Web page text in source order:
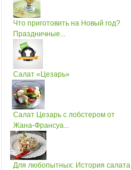
Что приготовить на Новый год?
Праздничные...
Салат «Цезарь»
Салат Цезарь с лобстером от
Жана-Франсуа...
Для любопытных: История салата